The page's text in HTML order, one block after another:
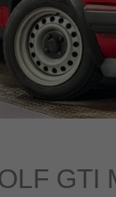
GTI